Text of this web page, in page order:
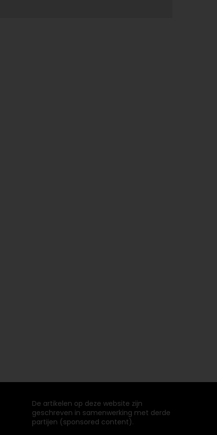
De artikelen op deze website zijn
geschreven in samenwerking met derde
partijen (sponsored content).